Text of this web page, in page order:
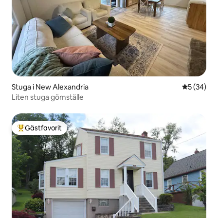
Stuga i New Alexandria 5 av 5 i
5 (34)
Liten stuga gömställe
Populär gästfavorit
Gästfavorit